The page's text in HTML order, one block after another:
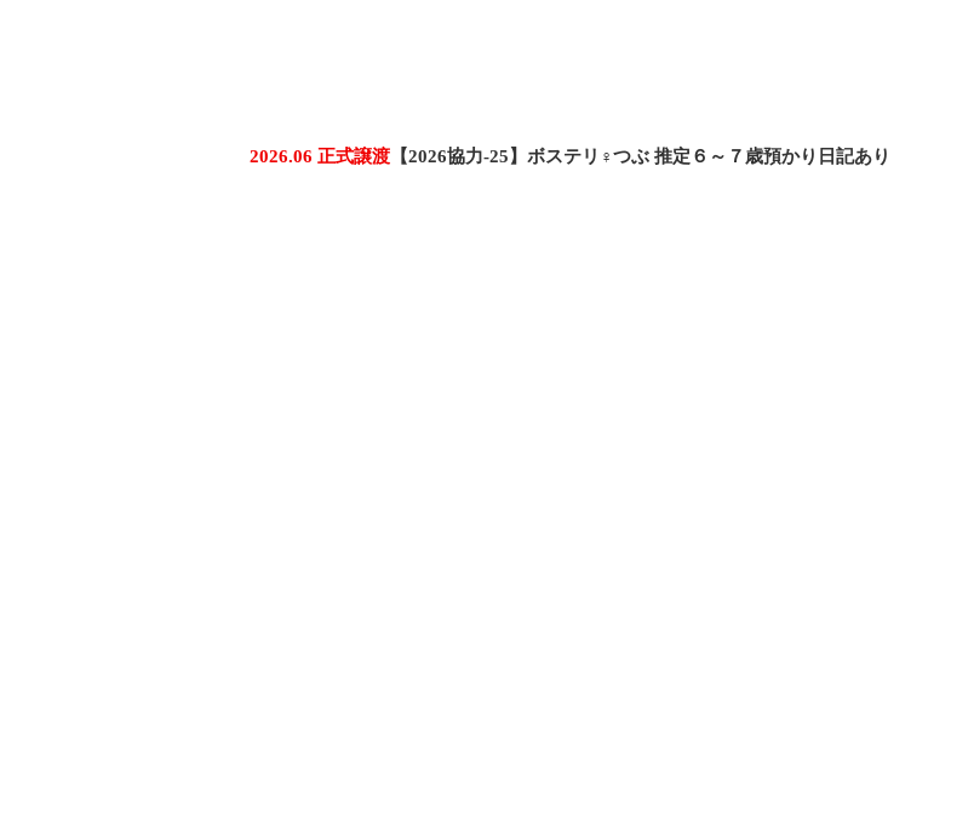
2026.06 正式譲渡 【2026協力-25】ボステリ♀つぶ 推定６～７歳預かり日記あり